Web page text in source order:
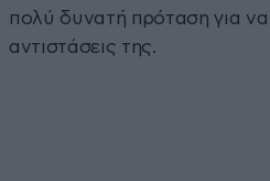
πολύ δυνατή πρόταση για
αντιστάσεις της.